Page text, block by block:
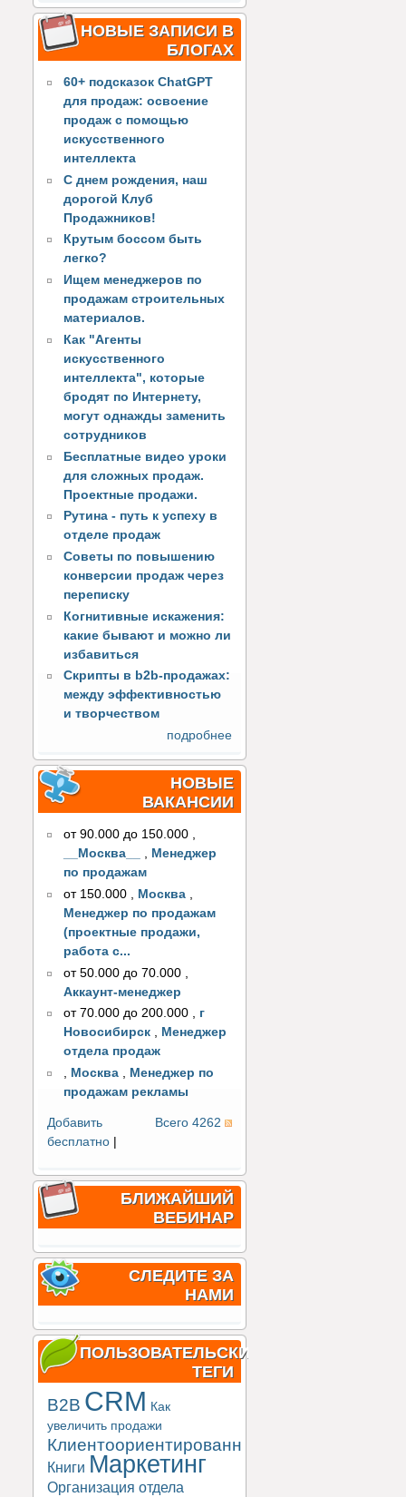
НОВЫЕ ЗАПИСИ В
БЛОГАХ
60+ подсказок ChatGPT
для продаж: освоение
продаж с помощью
искусственного
интеллекта
С днем рождения, наш
дорогой Клуб
Продажников!
Крутым боссом быть
легко?
Ищем менеджеров по
продажам строительных
материалов.
Как "Агенты
искусственного
интеллекта", которые
бродят по Интернету,
могут однажды заменить
сотрудников
Бесплатные видео уроки
для сложных продаж.
Проектные продажи.
Рутина - путь к успеху в
отделе продаж
Советы по повышению
конверсии продаж через
переписку
Когнитивные искажения:
какие бывают и можно ли
избавиться
Скрипты в b2b-продажах:
между эффективностью
и творчеством
подробнее
НОВЫЕ
ВАКАНСИИ
от 90.000 до 150.000 ,
__Москва__
, Менеджер
по продажам
от 150.000
Москва
Менеджер по продажам
(проектные продажи,
работа с...
от 50.000 до 70.000
Аккаунт-менеджер
от 70.000 до 200.000 , г
Новосибирск , Менеджер
отдела продаж
, Москва , Менеджер по
продажам рекламы
Всего 4262
Добавить
бесплатно
БЛИЖАЙШИЙ
ВЕБИНАР
СЛЕДИТЕ ЗА
НАМИ
ПОЛЬЗОВАТЕЛЬСКИЕ
ТЕГИ
B2B CRM Как
увеличить продажи
Клиентоориентированность
Книги Маркетинг
Организация отдела